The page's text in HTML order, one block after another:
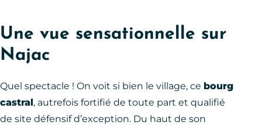
Une vue sensationnelle sur
Najac
Quel spectacle ! On voit si bien le village, ce bourg
castral, autrefois fortifié de toute part et qualifié
de site défensif d’exception. Du haut de son